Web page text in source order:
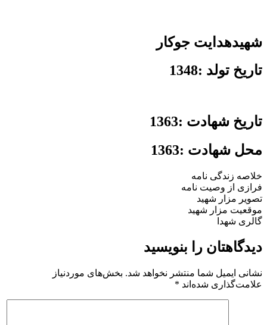
شهیدهدایت جوکار
تاریخ تولد :1348
تاریخ شهادت :1363
محل شهادت :1363
خلاصه زندگی نامه
فرازی از وصیت نامه
تصویر مزار شهید
موقعیت مزار شهید
گالری شهدا
دیدگاهتان را بنویسید
نشانی ایمیل شما منتشر نخواهد شد. بخش‌های موردنیاز
علامت‌گذاری شده‌اند *